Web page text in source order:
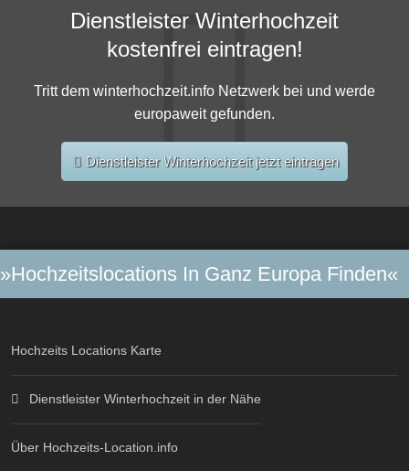
Dienstleister Winterhochzeit
kostenfrei eintragen!
Tritt dem winterhochzeit.info Netzwerk bei und werde
europaweit gefunden.
Dienstleister Winterhochzeit jetzt eintragen
»Hochzeitslocations In Ganz Europa Finden«
Hochzeits Locations Karte
Dienstleister Winterhochzeit in der Nähe
Über Hochzeits-Location.info